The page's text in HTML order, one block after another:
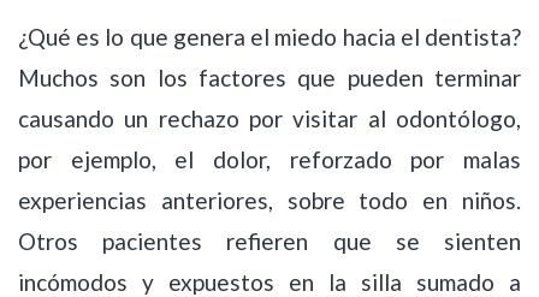
¿Qué es lo que genera el miedo hacia el dentista?
Muchos son los factores que pueden terminar
causando un rechazo por visitar al odontólogo,
por ejemplo, el dolor, reforzado por malas
experiencias anteriores, sobre todo en niños.
Otros pacientes refieren que se sienten
incómodos y expuestos en la silla sumado a